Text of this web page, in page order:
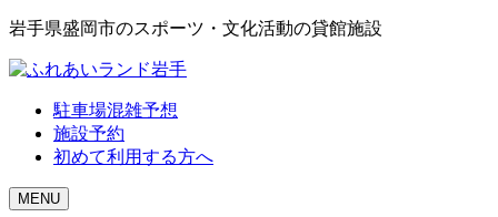
岩手県盛岡市のスポーツ・文化活動の貸館施設
駐車場混雑予想
施設予約
初めて利用する方へ
MENU